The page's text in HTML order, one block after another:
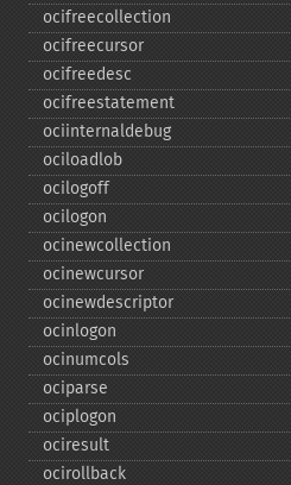
ocifreecollection
ocifreecursor
ocifreedesc
ocifreestatement
ociinternaldebug
ociloadlob
ocilogoff
ocilogon
ocinewcollection
ocinewcursor
ocinewdescriptor
ocinlogon
ocinumcols
ociparse
ociplogon
ociresult
ocirollback